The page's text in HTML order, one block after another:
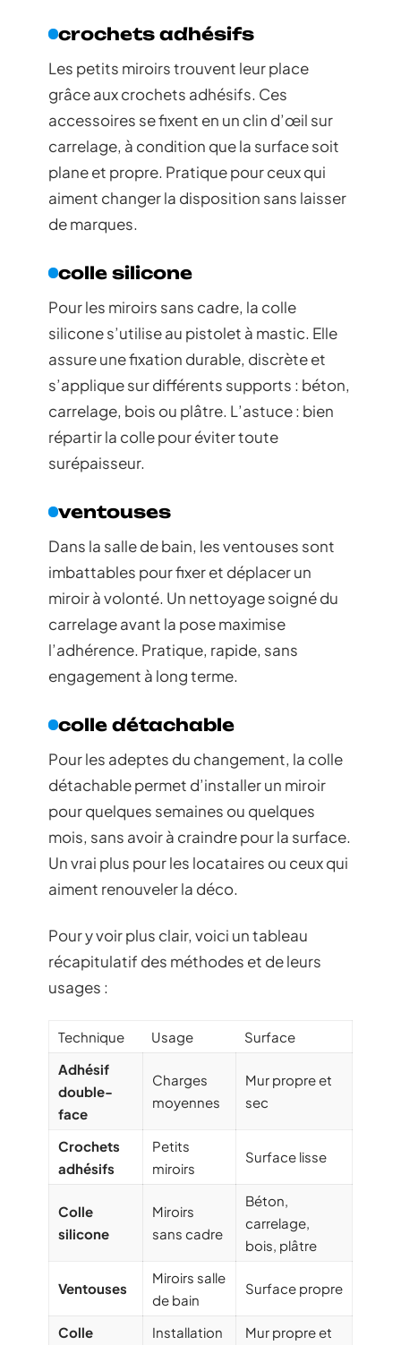
crochets adhésifs
Les petits miroirs trouvent leur place
grâce aux crochets adhésifs. Ces
accessoires se fixent en un clin d’œil sur
carrelage, à condition que la surface soit
plane et propre. Pratique pour ceux qui
aiment changer la disposition sans laisser
de marques.
colle silicone
Pour les miroirs sans cadre, la colle
silicone s’utilise au pistolet à mastic. Elle
assure une fixation durable, discrète et
s’applique sur différents supports : béton,
carrelage, bois ou plâtre. L’astuce : bien
répartir la colle pour éviter toute
surépaisseur.
ventouses
Dans la salle de bain, les ventouses sont
imbattables pour fixer et déplacer un
miroir à volonté. Un nettoyage soigné du
carrelage avant la pose maximise
l’adhérence. Pratique, rapide, sans
engagement à long terme.
colle détachable
Pour les adeptes du changement, la colle
détachable permet d’installer un miroir
pour quelques semaines ou quelques
mois, sans avoir à craindre pour la surface.
Un vrai plus pour les locataires ou ceux qui
aiment renouveler la déco.
Pour y voir plus clair, voici un tableau
récapitulatif des méthodes et de leurs
usages :
Technique Usage
Surface
Adhésif
double-
face
Charges
moyennes
Mur propre et
sec
Crochets
adhésifs
Petits
miroirs
Surface lisse
Colle
silicone
Miroirs
sans cadre
Béton,
carrelage,
bois, plâtre
Ventouses
Miroirs salle
de bain
Surface propre
Colle
Installation
Mur propre et